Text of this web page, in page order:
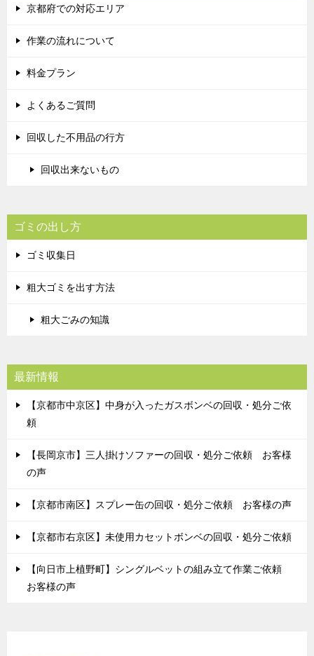
京都府での対応エリア
作業の流れについて
料金プラン
よくあるご質問
回収した不用品の行方
回収出来ないもの
ゴミの出し方
ゴミ収集日
粗大ゴミを出す方法
粗大ごみの知識
最新情報
【京都市中京区】中身が入ったガスボンベの回収・処分ご依
頼
【長岡京市】三人掛けソファーの回収・処分ご依頼 お客様
の声
【京都市南区】スプレー缶の回収・処分ご依頼 お客様の声
【京都市右京区】未使用カセットボンベの回収・処分ご依頼
【向日市上植野町】シングルベットの組み立て作業ご依頼
お客様の声